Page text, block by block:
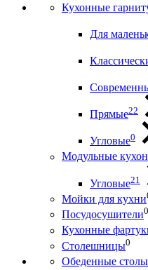
Кухонные
Для
Прямые22
Угловые0
Модульные
Угловые21
Мойки для кухни
Посудосушители0
Кухонные
Столешницы0
Обеденные столы